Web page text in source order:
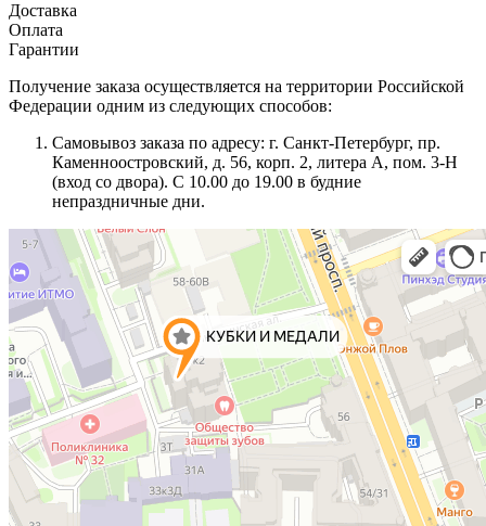
Доставка
Оплата
Гарантии
Получение заказа осуществляется на территории Российской
Федерации одним из следующих способов:
Самовывоз заказа по адресу: г. Санкт-Петербург, пр.
Каменноостровский, д. 56, корп. 2, литера А, пом. 3-Н
(вход со двора). С 10.00 до 19.00 в будние
непраздничные дни.